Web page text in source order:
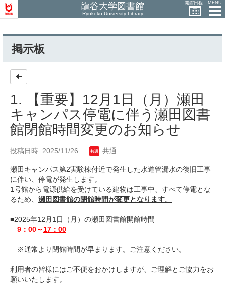
龍谷大学図書館
Ryukoku University Library
開館日程 MENU
掲示板
1. 【重要】12月1日（月）瀬田
キャンパス停電に伴う瀬田図書
館閉館時間変更のお知らせ
投稿日時: 2025/11/26 共通
瀬田キャンパス第2実験棟付近で発生した水道管漏水の復旧工事
に伴い、停電が発生します。
1号館から電源供給を受けている建物は工事中、すべて停電とな
るため、 瀬田 図書館の閉館時間が変更となります。
■2025年12月1日（月）の瀬田図書館開館時間
9：00～17：00
※通常より閉館時間が早まります。ご注意ください。
利用者の皆様にはご不便をおかけしますが、ご理解とご協力をお
願いいたします。